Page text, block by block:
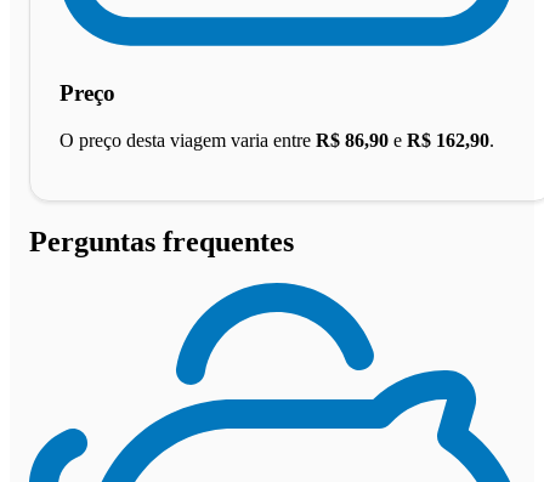
Preço
O preço desta viagem varia entre R$ 86,90 e R$ 162,90.
Perguntas frequentes